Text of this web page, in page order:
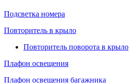
Подсветка номера
Повторитель в крыло
Повторитель поворота в крыло
Плафон освещения
Плафон освещения багажника